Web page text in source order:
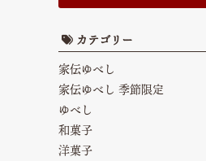
カテゴリー
家伝ゆべし
家伝ゆべし 季節限定
ゆべし
和菓子
洋菓子